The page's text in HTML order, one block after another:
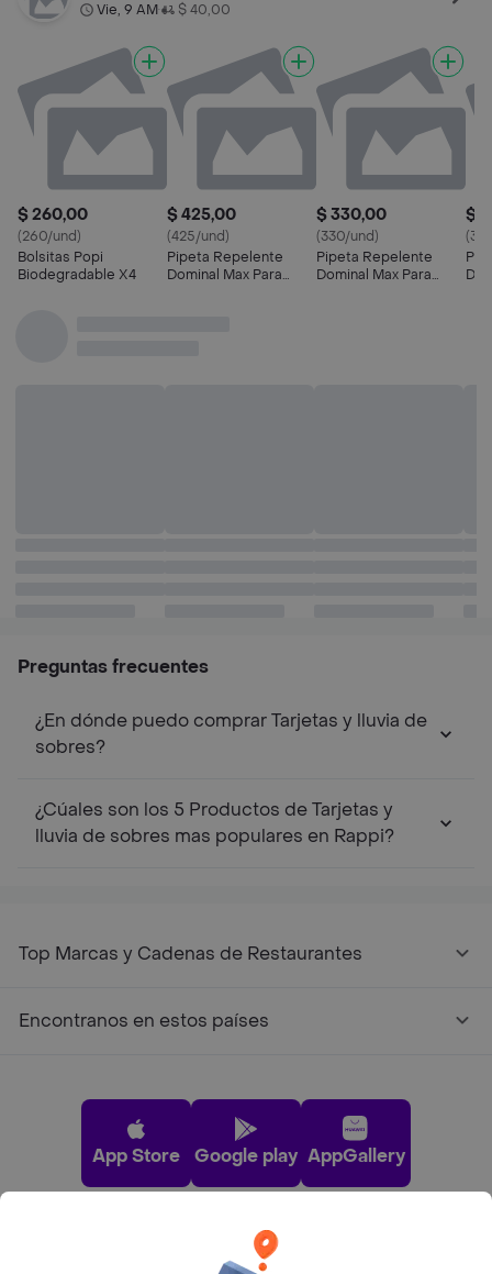
Vie, 9 AM• $ 40,00
$ 260,00
(260/und)
Bolsitas Popi
Biodegradable X4
$ 425,00
(425/und)
Pipeta Repelente
Dominal Max Para
$ 330,00
(330/und)
Pipeta Repelente
Dominal Max Para
$
Preguntas frecuentes
¿En dónde puedo comprar Tarjetas y lluvia de
sobres?
¿Cúales son los 5 Productos de Tarjetas y
lluvia de sobres mas populares en Rappi?
Top Marcas y Cadenas de Restaurantes
Encontranos en estos países
App Store Google play AppGallery
Pide tu comida favorita cerca de ti